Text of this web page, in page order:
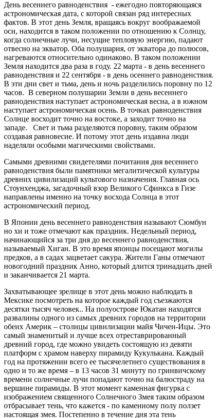
День весеннего равноденствия - ежегодно повторяющаяся
астрономическая дата, с которой связан ряд интересных
фактов. В этот день Земля, вращаясь вокруг воображаемой
оси, находится в таком положении по отношению к Солнцу,
когда солнечные лучи, несущие тепловую энергию, падают
отвесно на экватор. Оба полушария, от экватора до полюсов,
нагреваются относительно одинаково. В таком положении
Земля находится два раза в году. 22 марта - в день весеннего
равноденствия и 22 сентября - в день осеннего равноденствия.
В эти дни свет и тьма, день и ночь разделились поровну по 12
часов. В северном полушарии Земли в день весеннего
равноденствия наступает астрономическая весна, а в южном
наступает астрономическая осень. В точках равноденствия
Солнце восходит точно на востоке, а заходит точно на
западе. Свет и тьма разделяются поровну, таким образом
создавая равновесие. И потому этот день издавна люди
наделяли особыми магическими свойствами.
Самыми древними свидетелями почитания дня весеннего
равноденствия были памятники мегалитической культуры
древних цивилизаций культового назначения. Главная ось
Стоунхенджа, загадочный взор Великого Сфинкса в Гизе
направлены именно на точку восхода Солнца в этот
астрономический период.
В Японии день весеннего равноденствия называют Сюмбун
но хи и тоже отмечают как праздник. Недельный период,
начинающийся за три дня до весеннего равноденствия,
называемый Хиган. В это время японцы посещают могилы
предков, а в садах зацветает сакура. Жители Ганы отмечают
новогодний праздник Анно, который длится тринадцать дней
и за­канчивается 21 марта.
Захватывающее зрелище в этот день можно наблюдать в
Мексике посмотреть на которое каждый год съезжаются
десятки тысяч человек.. На полуострове Юкатан находятся
развалины одного из самых древних городов на территории
обеих Америк – столицы цивилизации майя Чичен-Ицы. Это
самый знаменитый и лучше всех отреставрированный
древний город, где можно увидеть состоящую из девяти
платформ с храмом наверху пирамиду Кукулькана. Каждый
год на протяжении всего ее тысячелетнего существования в
одно и то же время – в 13 часов 31 минуту по гринвичскому
времени солнечные лучи попадают точно на балюстраду на
вершине пирамиды. В этот момент каменная фигурка с
изображением священного Солнечного Змея таким образом
отбрасывает тень, что кажется - по каменному полу ползет
настоящая змея. Постепенно в течение дня эта тень